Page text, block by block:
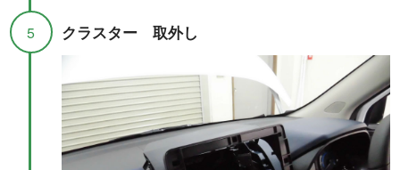
5 クラスター 取外し